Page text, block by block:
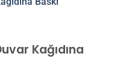
Kağıdına